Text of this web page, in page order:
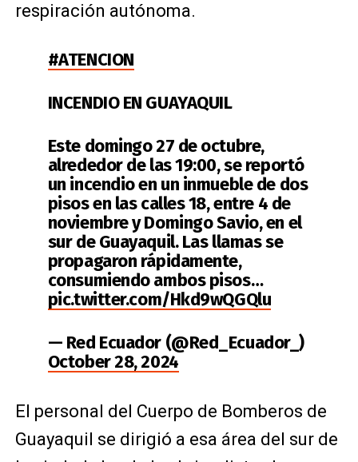
respiración autónoma.
#ATENCION
INCENDIO EN GUAYAQUIL
Este domingo 27 de octubre,
alrededor de las 19:00, se reportó
un incendio en un inmueble de dos
pisos en las calles 18, entre 4 de
noviembre y Domingo Savio, en el
sur de Guayaquil. Las llamas se
propagaron rápidamente,
consumiendo ambos pisos…
pic.twitter.com/Hkd9wQGQlu
— Red Ecuador (@Red_Ecuador_)
October 28, 2024
El personal del Cuerpo de Bomberos de
Guayaquil se dirigió a esa área del sur de